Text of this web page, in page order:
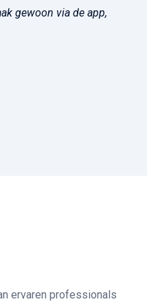
gewoon via de app,
ervaren professionals